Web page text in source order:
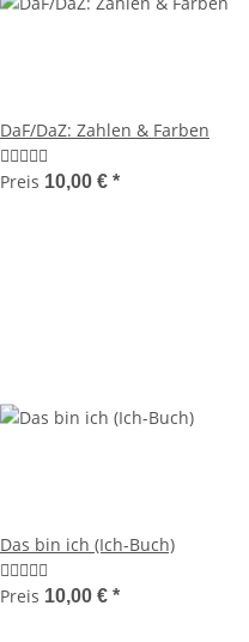
DaF/DaZ: Zahlen & Farben
Preis 10,00 € *
Das bin ich (Ich-Buch)
Preis 10,00 € *